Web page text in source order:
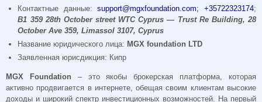
Контактные данные:support@mgxfoundation.com; +35722323174;
B1 359 28th October street WTC Cyprus — Trust Re Building, 28
October Ave 359, Limassol 3107, Cyprus
Название юридического лица: MGX foundation LTD
Заявленная юрисдикция: Кипр
MGX Foundation– это якобы брокерская платформа, которая
активно продвигается в интернете, обещая своим клиентам высокие
доходы и широкий спектр инвестиционных возможностей. На первый